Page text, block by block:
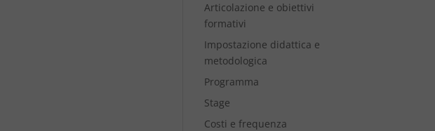
Articolazione e obiettivi
formativi
Impostazione didattica e
metodologica
Programma
Stage
Costi e frequenza